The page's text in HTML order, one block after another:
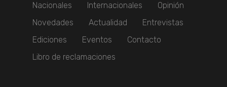
Nacionales Internacionales
Opinión
Novedades
Actualidad
Entrevistas
Ediciones
Eventos
Contacto
Libro de reclamaciones